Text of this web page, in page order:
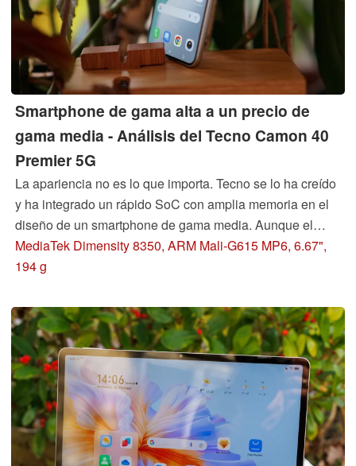
Smartphone de gama alta a un precio de
gama media - Análisis del Tecno Camon 40
Premier 5G
La apariencia no es lo que importa. Tecno se lo ha creído
y ha integrado un rápido SoC con amplia memoria en el
diseño de un smartphone de gama media. Aunque el
teléfono está disponible principalmente en Asia y África,
también podría resultar atractivo para los compradores
MediaTek Dimensity 8350, ARM Mali-G615 MP6, 6.67",
194 g